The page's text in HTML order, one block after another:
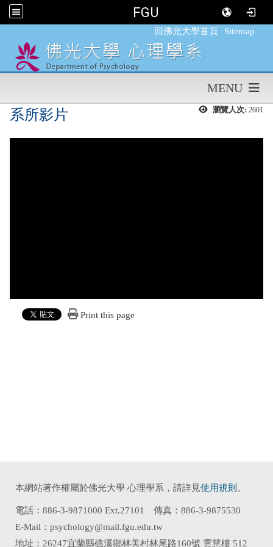
FGU
回佛光大學首頁 Sitemap
MENU
瀏覽人次: 2601
系所影片
Print this page
本網站著作權屬於佛光大學 心理學系，請詳見使用規則 。
電話：886-3-9871000 Ext.27101 傳真：886-3-9875530
E-Mail：psychology@mail.fgu.edu.tw
地址：26247宜蘭縣礁溪鄉林美村林尾路160號 雲慧樓 512